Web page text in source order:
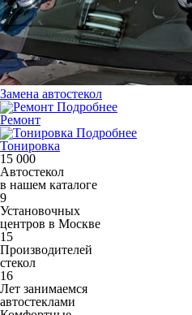
Замена автостекол
Подробнее
Ремонт
Подробнее
Тонировка
15 000
Автостекол
в нашем каталоге
9
Установочных
центров в Москве
15
Производителей
стекол
16
Лет занимаемся
автостеклами